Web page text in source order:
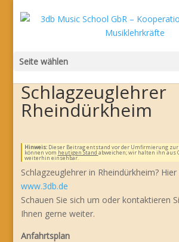
Seite wählen
Schlagzeuglehrer
Rheindürkheim
Hinweis:Dieser Beitrag entstand vor der Umfirmierung zur
können vom heutigen Stand abweichen; wir halten ihn aus
weiterhin einsehbar.
Schlagzeuglehrer in Rheindürkheim?
www.3db.de
Schauen Sie sich um oder kontaktieren
Ihnen gerne weiter.
Anfahrtsplan